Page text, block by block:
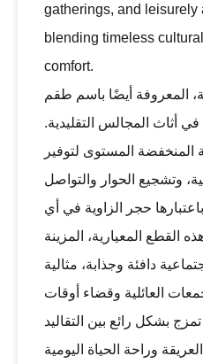
gatherings, and leisurely
blending timeless
comfort.
المعروفة أيضًا باسم طقم
أثاث المجالس التقليدية.
المستوى لتوفير
وتشجيع الحوار والتواصل
حجر الزاوية في أي
المعيارية، المزينة
دافئة وجذابة، مثالية
العائلية وقضاء أوقات
بشكل رائع بين التقاليد